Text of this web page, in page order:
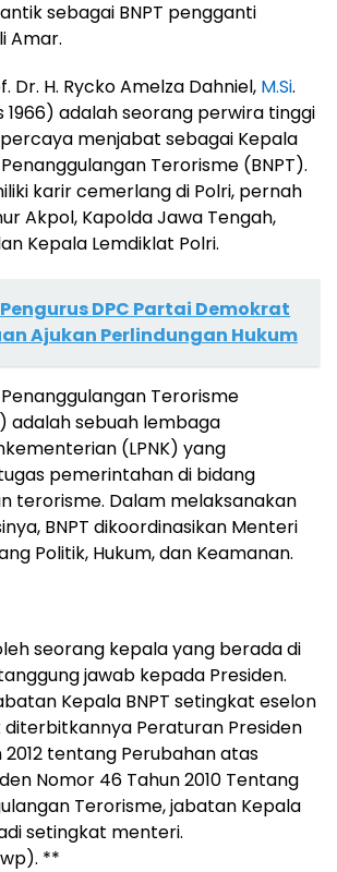
sebagai BNPT pengganti
Amar.
Dr. H. Rycko Amelza Dahniel, M.Si.
1966) adalah seorang perwira tinggi
menjabat sebagai Kepala
Terorisme (BNPT).
karir cemerlang di Polri, pernah
Akpol, Kapolda Jawa Tengah,
Kepala Lemdiklat Polri.
Pengurus DPC Partai Demokrat
Ajukan Perlindungan Hukum
Terorisme
adalah sebuah lembaga
(LPNK) yang
pemerintahan di bidang
terorisme. Dalam melaksanakan
BNPT dikoordinasikan Menteri
Politik, Hukum, dan Keamanan.
seorang kepala yang berada di
jawab kepada Presiden.
Kepala BNPT setingkat eselon
diterbitkannya Peraturan Presiden
2012 tentang Perubahan atas
Nomor 46 Tahun 2010 Tentang
Terorisme, jabatan Kepala
setingkat menteri.
**